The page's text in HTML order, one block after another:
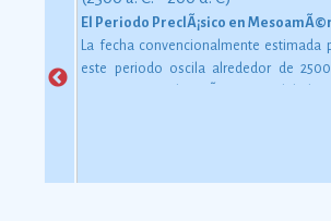
El Periodo PreclÃ¡sico en
La fecha convencionalmente estimada
este periodo oscila alrededor de